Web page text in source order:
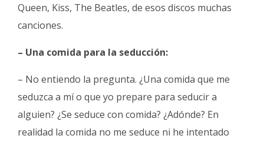
Queen, Kiss, The Beatles, de esos discos muchas
canciones.
– Una comida para la seducción:
– No entiendo la pregunta. ¿Una comida que me
seduzca a mí o que yo prepare para seducir a
alguien? ¿Se seduce con comida? ¿Adónde? En
realidad la comida no me seduce ni he intentado